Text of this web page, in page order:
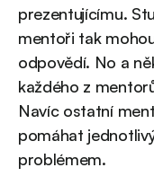
prezentujícímu.
mentoři tak
odpovědí. No a
každého z
Navíc ostatní
pomáhat
problémem.